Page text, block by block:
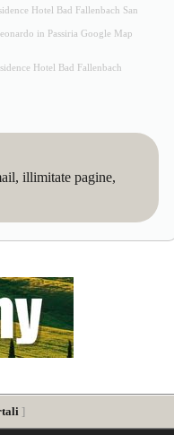
Hotel Bad Fallenbach San
in Passiria Google Map
Hotel Bad Fallenbach
illimitate pagine,
]